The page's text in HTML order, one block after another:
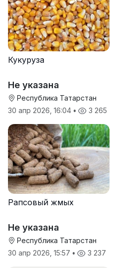
Кукуруза
Не указана
Республика Татарстан
30 апр 2026, 16:04 • 3 265
Рапсовый жмых
Не указана
Республика Татарстан
30 апр 2026, 15:57 • 3 237